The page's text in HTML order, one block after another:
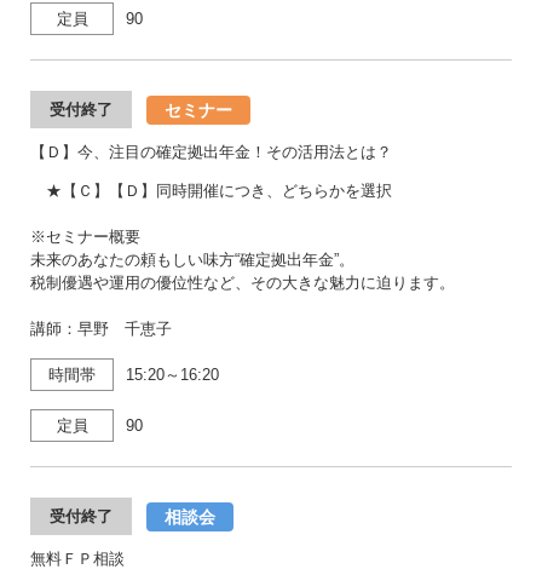
定員 90
受付終了 セミナー
【Ｄ】今、注目の確定拠出年金！その活用法とは？
★【Ｃ】【Ｄ】同時開催につき、どちらかを選択
※セミナー概要
未来のあなたの頼もしい味方“確定拠出年金”。
税制優遇や運用の優位性など、その大きな魅力に迫ります。
講師：早野 千恵子
時間帯 15:20～16:20
定員 90
受付終了 相談会
無料ＦＰ相談